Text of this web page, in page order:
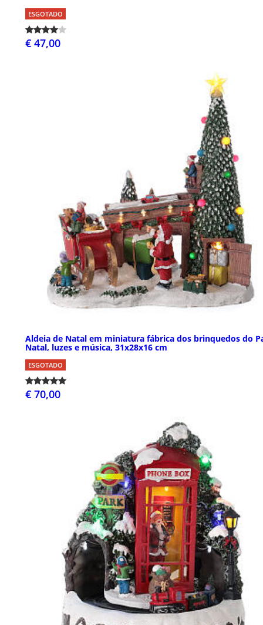
ESGOTADO
€ 47,00
Aldeia de Natal em miniatura fábrica dos brinquedos do
Natal, luzes e música, 31x28x16 cm
ESGOTADO
€ 70,00